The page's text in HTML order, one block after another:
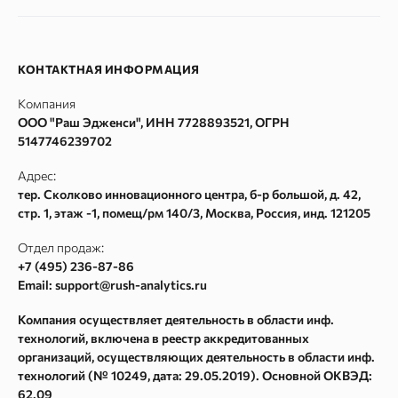
Руководство по API в сервисе Rush Analytics
Политика конфиденциальности
Согласие на обработку персональных данных
Согласие на получение рекламных и информационных
Карта сайта
Сбор Wordstat
Кластеризация
Частотности ключевых слов Google Adwords
Текстовый анализатор
Сайт аудит
Метасканер
Поиск в Webarchive
Массовая проверка Whois
Поиск спама в Webarchive
Параметры ссылок
КОНТАКТНАЯ ИНФОРМАЦИЯ
Компания
ООО "Раш Эдженси", ИНН 7728893521, ОГРН
5147746239702
Адрес:
тер. Сколково инновационного центра, б-р большой, д. 42,
стр. 1, этаж -1, помещ/рм 140/3,Москва, Россия, инд. 121205
Отдел продаж:
+7 (495) 236-87-86
Email: support@rush-analytics.ru
Компания осуществляет деятельность в области инф.
технологий, включена в реестр аккредитованных
организаций, осуществляющих деятельность в области инф.
технологий (№ 10249, дата: 29.05.2019). Основной ОКВЭД:
62.09